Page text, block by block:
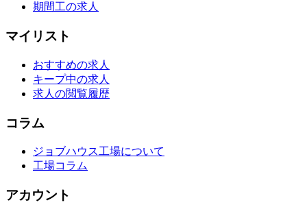
期間工の求人
マイリスト
おすすめの求人
キープ中の求人
求人の閲覧履歴
コラム
ジョブハウス工場について
工場コラム
アカウント